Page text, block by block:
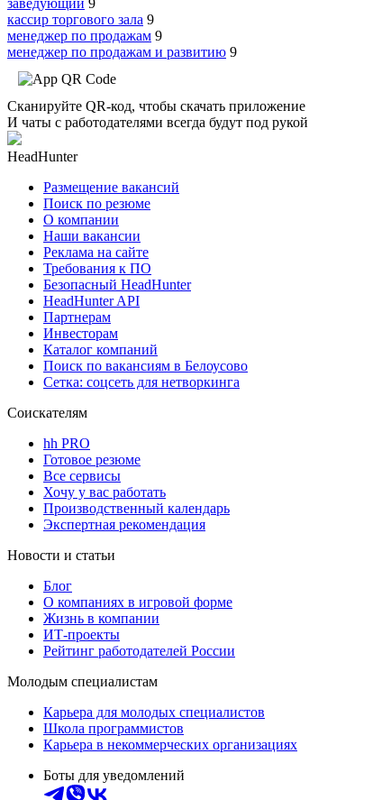
заведующий 9
кассир торгового зала 9
менеджер по продажам 9
менеджер по продажам и развитию 9
Сканируйте QR-код, чтобы скачать приложение
И чаты с работодателями всегда будут под рукой
HeadHunter
Размещение вакансий
Поиск по резюме
О компании
Наши вакансии
Реклама на сайте
Требования к ПО
Безопасный HeadHunter
HeadHunter API
Партнерам
Инвесторам
Каталог компаний
Поиск по вакансиям в Белоусово
Сетка: соцсеть для нетворкинга
Соискателям
hh PRO
Готовое резюме
Все сервисы
Хочу у вас работать
Производственный календарь
Экспертная рекомендация
Новости и статьи
Блог
О компаниях в игровой форме
Жизнь в компании
ИТ-проекты
Рейтинг работодателей России
Молодым специалистам
Карьера для молодых специалистов
Школа программистов
Карьера в некоммерческих организациях
Боты для уведомлений